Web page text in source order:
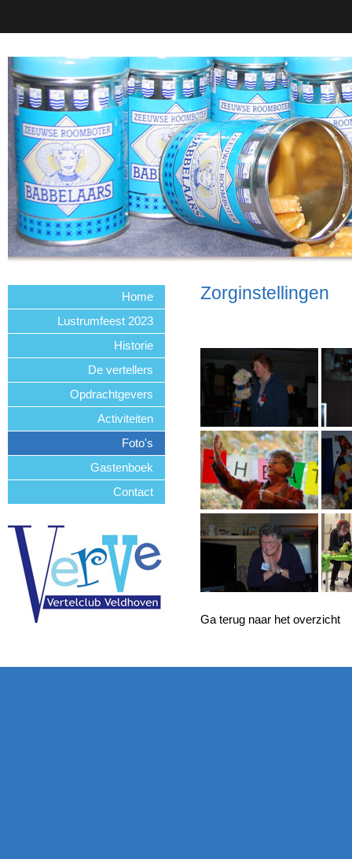
Home
Lustrumfeest 2023
Historie
De vertellers
Opdrachtgevers
Activiteiten
Foto's
Gastenboek
Contact
Zorginstellingen
Ga terug naar het overzicht